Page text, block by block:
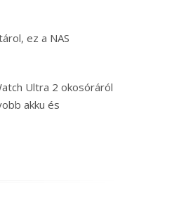
ez a NAS
Ultra 2 okosóráról
akku és